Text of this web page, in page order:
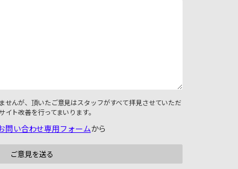
せんが、頂いたご意見はスタッフがすべて拝見させていただ
ト改善を行ってまいります。
問い合わせ専用フォームから